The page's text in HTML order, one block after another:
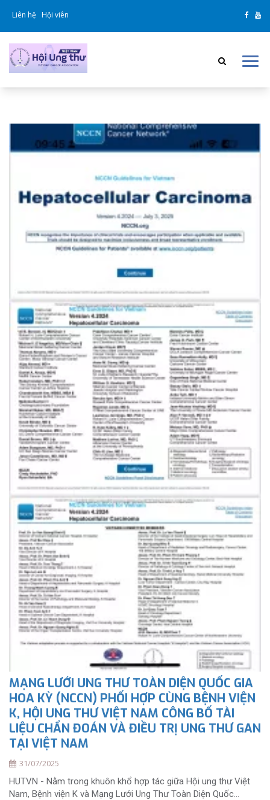
Liên hệ Hội viên
MẠNG LƯỚI UNG THƯ TOÀN DIỆN QUỐC GIA
HOA KỲ (NCCN) PHỐI HỢP CÙNG BỆNH VIỆN
K, HỘI UNG THƯ VIỆT NAM CÔNG BỐ TÀI
LIỆU CHẨN ĐOÁN VÀ ĐIỀU TRỊ UNG THƯ GAN
TẠI VIỆT NAM
31/07/2025
HUTVN - Nằm trong khuôn khổ hợp tác giữa Hội ung thư Việt
Nam, Bệnh viện K và Mạng Lưới Ung Thư Toàn Diện Quốc...